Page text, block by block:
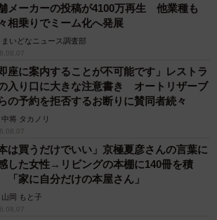
メーカーの投稿が4100万再生 他業種も
相乗りでミーム化へ発展
まいどなニュース調査部
即座に案内することが不可能です」レストラ
入り口に大きな注意書き オートリザーブ
の予約を拒否するお断りに賛同者続々
中将 タカノリ
本は買うだけでいい」京極夏彦さんの言葉に
した女性→リビングの本棚に140冊を積
家に自分だけの本屋さん」
山岡 もと子